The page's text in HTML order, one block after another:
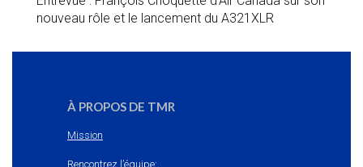
nouveau rôle et le lancement du A321XLR
À PROPOS DE TMR
Mission
Rencontrez l’équipe: